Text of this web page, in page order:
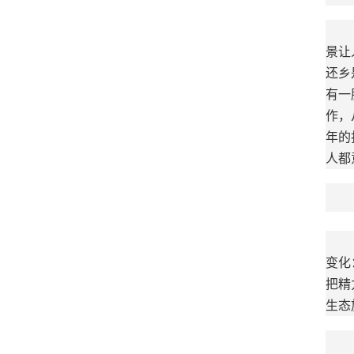
景
还乡
有
作，
年的
人
变
把精
生